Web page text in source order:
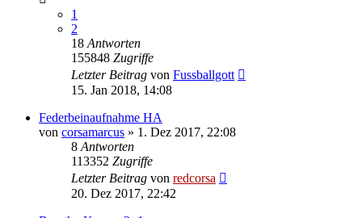
1
2
18 Antworten
155848 Zugriffe
Letzter Beitrag von Fussballgott
15. Jan 2018, 14:08
Federbeinaufnahme HA
von corsamarcus » 1. Dez 2017, 22:08
8 Antworten
113352 Zugriffe
Letzter Beitrag von redcorsa
20. Dez 2017, 22:42